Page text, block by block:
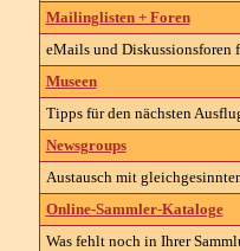
Mailinglisten + Foren
eMails und Diskussionsforen
Museen
Tipps für den nächsten
Newsgroups
Austausch mit
Online-Sammler-Kataloge
Was fehlt noch in Ihrer